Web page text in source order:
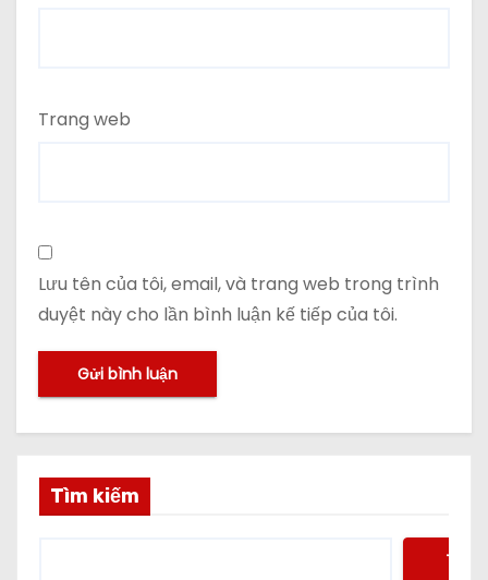
Trang web
Lưu tên của tôi, email, và trang web trong trình
duyệt này cho lần bình luận kế tiếp của tôi.
Tìm kiếm
Tìm